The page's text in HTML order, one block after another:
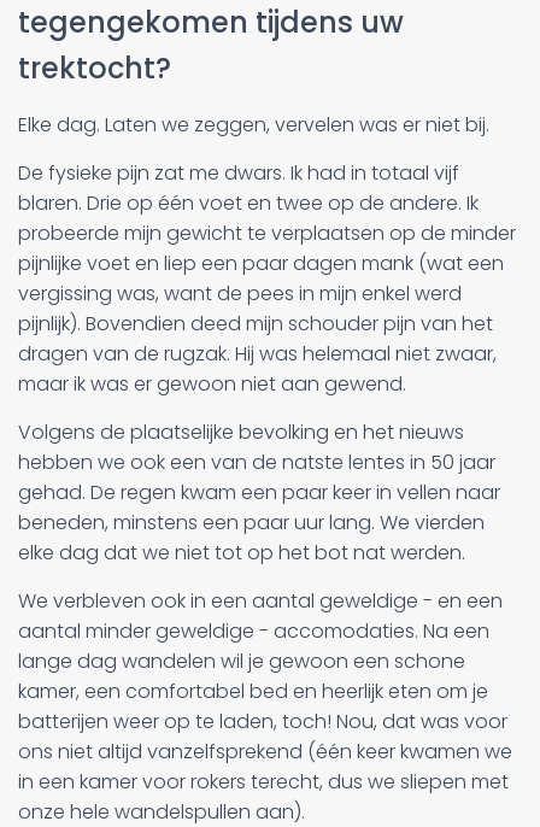
tegengekomen tijdens uw
trektocht?
Elke dag. Laten we zeggen, vervelen was er niet bij.
De fysieke pijn zat me dwars. Ik had in totaal vijf
blaren. Drie op één voet en twee op de andere. Ik
probeerde mijn gewicht te verplaatsen op de minder
pijnlijke voet en liep een paar dagen mank (wat een
vergissing was, want de pees in mijn enkel werd
pijnlijk). Bovendien deed mijn schouder pijn van het
dragen van de rugzak. Hij was helemaal niet zwaar,
maar ik was er gewoon niet aan gewend.
Volgens de plaatselijke bevolking en het nieuws
hebben we ook een van de natste lentes in 50 jaar
gehad. De regen kwam een paar keer in vellen naar
beneden, minstens een paar uur lang. We vierden
elke dag dat we niet tot op het bot nat werden.
We verbleven ook in een aantal geweldige - en een
aantal minder geweldige - accomodaties. Na een
lange dag wandelen wil je gewoon een schone
kamer, een comfortabel bed en heerlijk eten om je
batterijen weer op te laden, toch! Nou, dat was voor
ons niet altijd vanzelfsprekend (één keer kwamen we
in een kamer voor rokers terecht, dus we sliepen met
onze hele wandelspullen aan).